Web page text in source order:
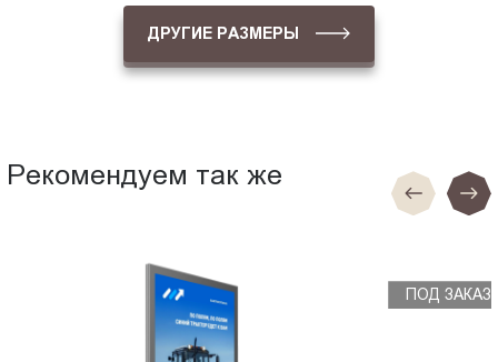
ДРУГИЕ РАЗМЕРЫ
Рекомендуем так же
ПОД ЗАКАЗ